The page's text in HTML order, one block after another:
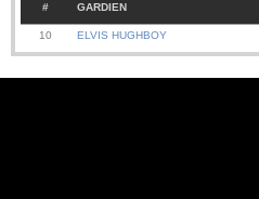
# GARDIEN
10 ELVIS HUGHBOY